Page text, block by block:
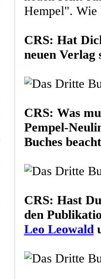
Hempel". Wie
CRS: Hat
neuen Verlag
CRS: Was
Pempel-
Buches
CRS: Hast
den
Leo Leowald